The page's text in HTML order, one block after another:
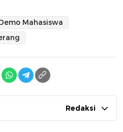
Mahasiswa
Redaksi